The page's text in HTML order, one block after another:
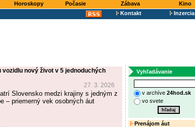
Horoskopy Počasie Zábava
Kino
Kontakt Inzercia
nový život v 5 jednoduchých
27. 3. 2026
Slovensko medzi krajiny s jedným z
– priemerný vek osobných áut
Vyhľadávanie
v archíve 24hod.sk
vo svete
Prenájom áut